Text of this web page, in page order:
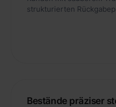
strukturierten
Bestände präziser